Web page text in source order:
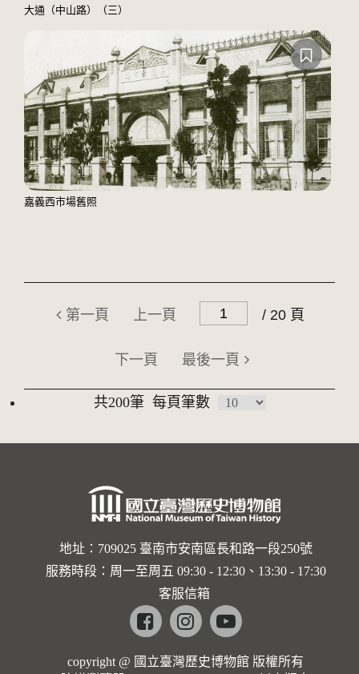
大通（中山路）（三）
嘉義西市場舊照
第一頁 上一頁 / 20 頁
下一頁 最後一頁
共200筆 每頁筆數
地址：709025 臺南市安南區長和路一段250號
服務時段：周一至周五 09:30 - 12:30、13:30 - 17:30
客服信箱
Facebookinstagramyoutube
copyright @ 國立臺灣歷史博物館 版權所有